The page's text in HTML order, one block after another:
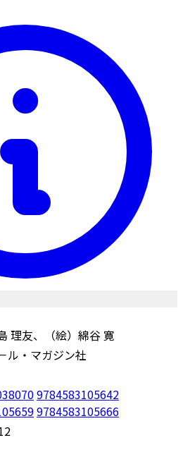
理友、（絵）綿谷 寛
ル・マガジン社
9784583105642
9784583105666